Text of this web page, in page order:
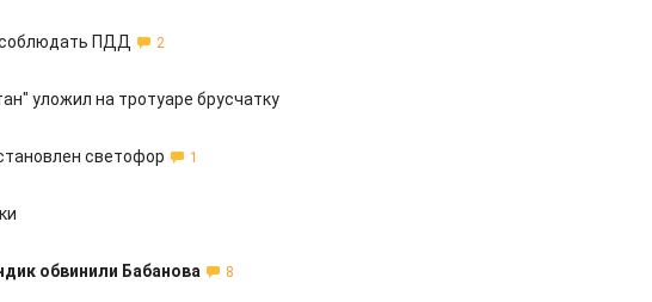
соблюдать ПДД 2
уложил на тротуаре брусчатку
светофор 1
обвинили Бабанова 8